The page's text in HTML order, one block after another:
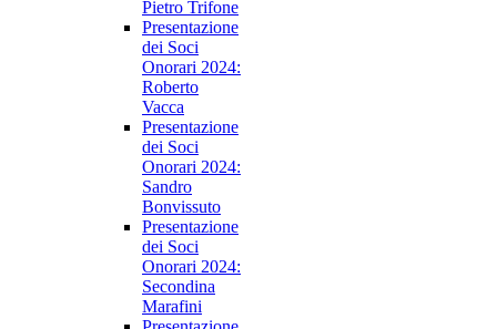
Pietro Trifone
Presentazione
dei Soci
Onorari 2024:
Roberto
Vacca
Presentazione
dei Soci
Onorari 2024:
Sandro
Bonvissuto
Presentazione
dei Soci
Onorari 2024:
Secondina
Marafini